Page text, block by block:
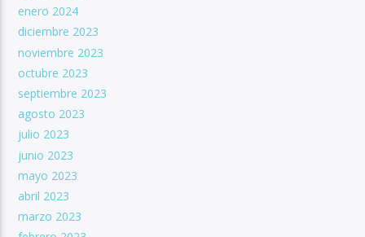
enero 2024
diciembre 2023
noviembre 2023
octubre 2023
septiembre 2023
agosto 2023
julio 2023
junio 2023
mayo 2023
abril 2023
marzo 2023